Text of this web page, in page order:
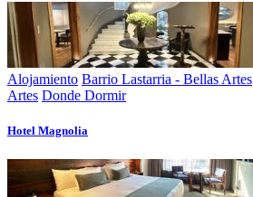
Alojamiento Barrio Lastarria - Bellas Artes
Artes Donde Dormir
Hotel Magnolia